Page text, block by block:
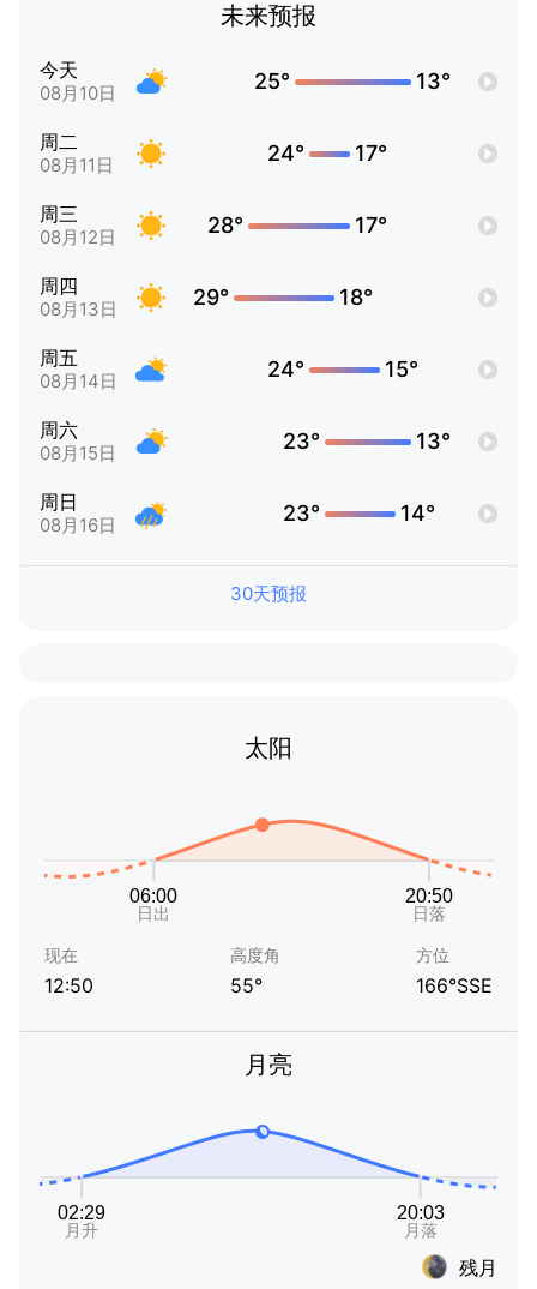
未来预报
今天
08月10日 25° 13°
周二
08月11日 24° 17°
周三
08月12日 28° 17°
周四
08月13日 29° 18°
周五
08月14日 24° 15°
周六
08月15日 23° 13°
周日
08月16日 23° 14°
30天预报
太阳
现在
12:50
高度角
55°
方位
166°SSE
月亮
残月